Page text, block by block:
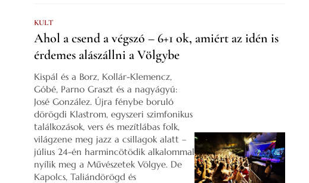
KULT
Ahol a csend a végszó – 6+1 ok, amiért az idén is
érdemes alászállni a Völgybe
Kispál és a Borz, Kollár-Klemencz,
Góbé, Parno Graszt és a nagyágyú:
José González. Újra fénybe boruló
dörögdi Klastrom, egyszeri szimfonikus
találkozások, vers és mezítlábas folk,
világzene meg jazz a csillagok alatt –
július 24-én harmincötödik alkalommal
nyílik meg a Művészetek Völgye. De
Kapolcs, Taliándörögd és